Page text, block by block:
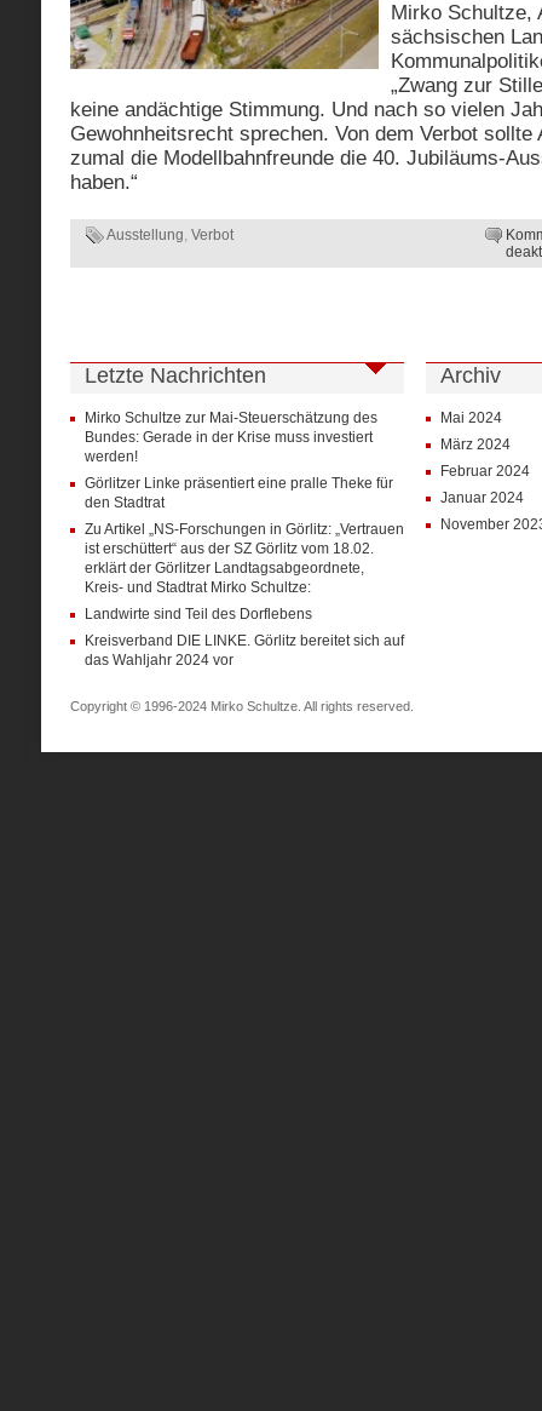
Mirko Schultze,
sächsischen
„Zwang zur
keine andächtige Stimmung. Und nach so vielen
Gewohnheitsrecht sprechen. Von dem Verbot sollte
zumal die Modellbahnfreunde die 40. Jubiläums-
haben.“
Ausstellung, Verbot
Letzte Nachrichten
Mirko Schultze zur Mai-Steuerschätzung des
Bundes: Gerade in der Krise muss investiert
werden!
Görlitzer Linke präsentiert eine pralle Theke für
den Stadtrat
Zu Artikel „NS-Forschungen in Görlitz: „Vertrauen
ist erschüttert“ aus der SZ Görlitz vom 18.02.
erklärt der Görlitzer Landtagsabgeordnete,
Kreis- und Stadtrat Mirko Schultze:
Landwirte sind Teil des Dorflebens
Kreisverband DIE LINKE. Görlitz bereitet sich auf
das Wahljahr 2024 vor
Archiv
Mai 2024
März 2024
Februar 2024
Januar 2024
November
Copyright © 1996-2024 Mirko Schultze. All rights reserved.